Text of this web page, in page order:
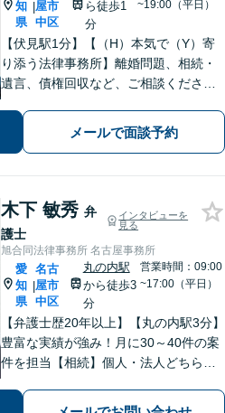
知
県
|屋市
中区
ら徒歩1
分
~19:00（平日）
【伏見駅1分】【（H）本気で（Y）寄
り添う法律事務所】離婚問題、相続・
遺言、債権回収など、ご相談くださ
渉力が持ち味です。「相談して良かっ
た」と思っていただけるよう、誠心誠
メールで面談予約
木下 敏秀 弁
護士
インタビューを
見る
旭合同法律事務所 名古屋事務所
愛
知
県
|
名古
屋市
中区
丸の内駅
から徒歩3
分
営業時間：09:00
~17:00（平日）
【弁護士歴20年以上】【丸の内駅3分】
豊富な実績が強み！月に30～40件の案
件を担当【相続】個人・法人どちらの
方ともに納得する解決を目指します